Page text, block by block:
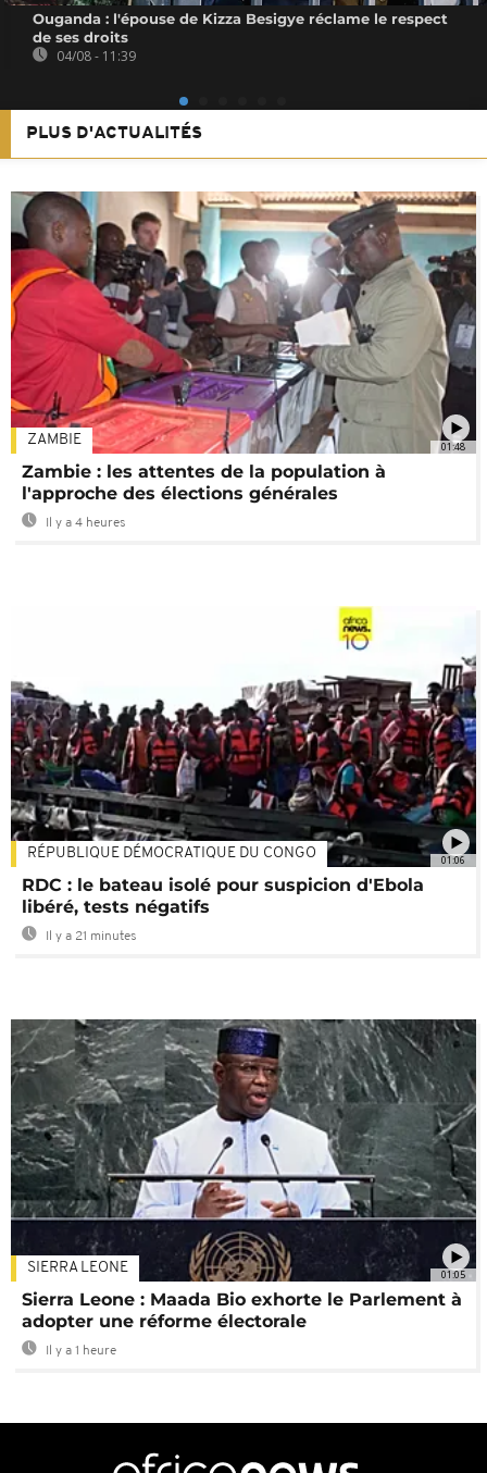
Ouganda : l'épouse de Kizza Besigye réclame le respect
de ses droits
04/08 - 11:39
PLUS D'ACTUALITÉS
01:48
ZAMBIE
Zambie : les attentes de la population à
l'approche des élections générales
Il y a 4 heures
01:06
RÉPUBLIQUE DÉMOCRATIQUE DU CONGO
RDC : le bateau isolé pour suspicion d'Ebola
libéré, tests négatifs
Il y a 21 minutes
01:05
SIERRA LEONE
Sierra Leone : Maada Bio exhorte le Parlement à
adopter une réforme électorale
Il y a 1 heure